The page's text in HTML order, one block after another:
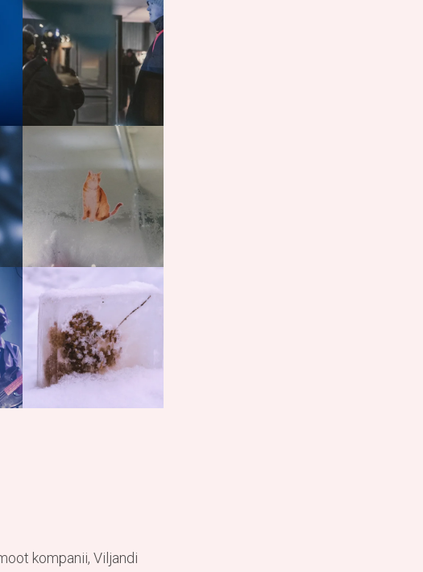
kompanii, Viljandi